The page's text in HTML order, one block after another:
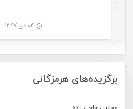
برگزیده‌های هرمزگانی
۰۴ دی ۱۳۹۷